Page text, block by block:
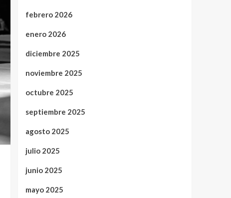
febrero 2026
enero 2026
diciembre 2025
noviembre 2025
octubre 2025
septiembre 2025
agosto 2025
julio 2025
junio 2025
mayo 2025